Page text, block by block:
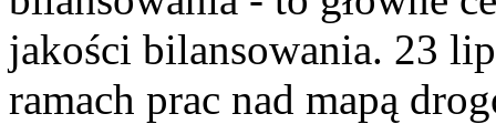
jakości bilansowania. 23
ramach prac nad mapą